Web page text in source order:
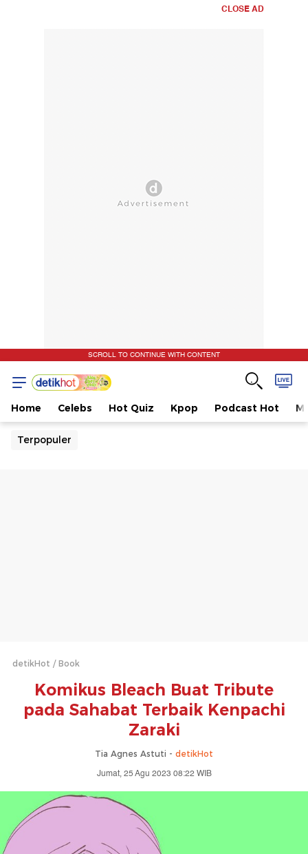
CLOSE AD
SCROLL TO CONTINUE WITH CONTENT
Home Celebs Hot Quiz Kpop Podcast Hot
Terpopuler
detikHot Book
Komikus Bleach Buat Tribute
pada Sahabat Terbaik Kenpachi
Zaraki
Tia Agnes Astuti - detikHot
Jumat, 25 Agu 2023 08:22 WIB